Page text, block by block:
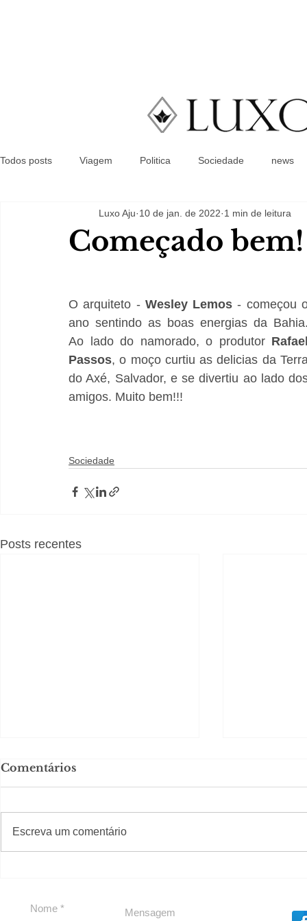
Todos posts Viagem Politica Sociedade news
Começado bem!
Luxo Aju 10 de jan. de 2022 1 min de leitura
O arquiteto - Wesley Lemos - começou
ano sentindo as boas energias da
Ao lado do namorado, o produtor
Passos, o moço curtiu as delicias da
do Axé, Salvador, e se divertiu ao lado
amigos. Muito bem!!!
Sociedade
Posts recentes
Comentários
Escreva um comentário
#Sugestões